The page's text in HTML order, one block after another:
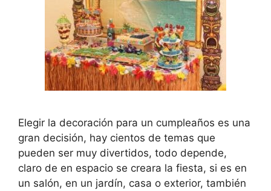
Elegir la decoración para un cumpleaños es una
gran decisión, hay cientos de temas que
pueden ser muy divertidos, todo depende,
claro de en espacio se creara la fiesta, si es en
un salón, en un jardín, casa o exterior, también